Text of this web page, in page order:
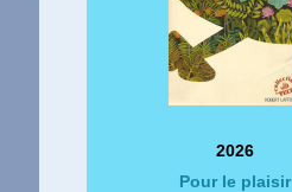
2026
Pour le plaisir